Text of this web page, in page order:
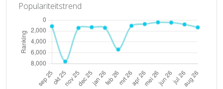
Populariteitstrend